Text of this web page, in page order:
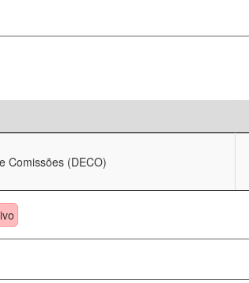
Comissões (DECO)